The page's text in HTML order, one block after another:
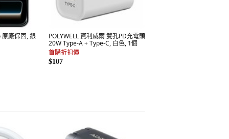
廠保固, 銀
POLYWELL 寶利威爾 雙孔PD充電頭
20W Type-A + Type-C, 白色, 1個
首購折扣價
$107